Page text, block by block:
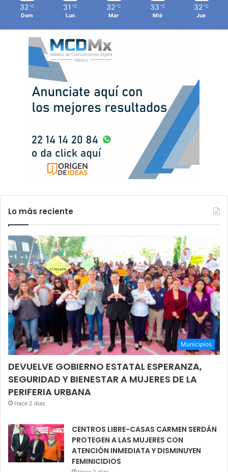
32 ℃
Dom
31 ℃
Lun
32 ℃
Mar
33 ℃
Mié
32 ℃
Jue
Lo más reciente
Municipios
DEVUELVE GOBIERNO ESTATAL ESPERANZA,
SEGURIDAD Y BIENESTAR A MUJERES DE LA
PERIFERIA URBANA
Hace 2 días
CENTROS LIBRE-CASAS CARMEN SERDÁN
PROTEGEN A LAS MUJERES CON
ATENCIÓN INMEDIATA Y DISMINUYEN
FEMINICIDIOS